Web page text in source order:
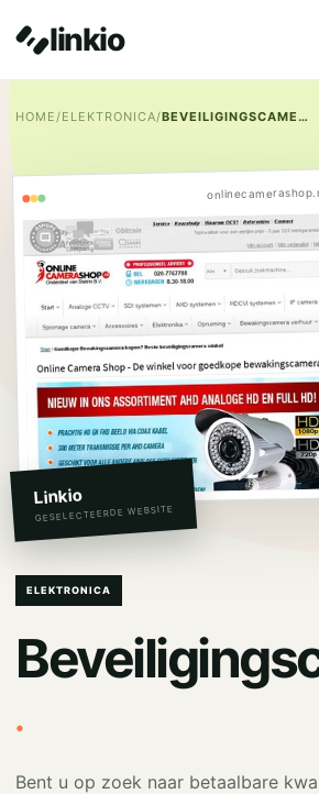
linkio
HOME/ELEKTRONICA/ BEVEILIGINGSCAMERA
Linkio
GESELECTEERDE WEBSITE
ELEKTRONICA
.
Bent u op zoek naar betaalbare